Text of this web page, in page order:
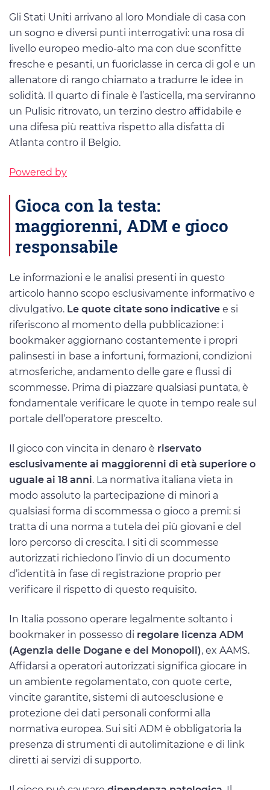
Gli Stati Uniti arrivano al loro Mondiale di casa con
un sogno e diversi punti interrogativi: una rosa di
livello europeo medio-alto ma con due sconfitte
fresche e pesanti, un fuoriclasse in cerca di gol e un
allenatore di rango chiamato a tradurre le idee in
solidità. Il quarto di finale è l’asticella, ma serviranno
un Pulisic ritrovato, un terzino destro affidabile e
una difesa più reattiva rispetto alla disfatta di
Atlanta contro il Belgio.
Powered by
Gioca con la testa:
maggiorenni, ADM e gioco
responsabile
Le informazioni e le analisi presenti in questo
articolo hanno scopo esclusivamente informativo e
divulgativo. Le quote citate sono indicative e si
riferiscono al momento della pubblicazione: i
bookmaker aggiornano costantemente i propri
palinsesti in base a infortuni, formazioni, condizioni
atmosferiche, andamento delle gare e flussi di
scommesse. Prima di piazzare qualsiasi puntata, è
fondamentale verificare le quote in tempo reale sul
portale dell’operatore prescelto.
Il gioco con vincita in denaro è riservato
esclusivamente ai maggiorenni di età superiore o
uguale ai 18 anni. La normativa italiana vieta in
modo assoluto la partecipazione di minori a
qualsiasi forma di scommessa o gioco a premi: si
tratta di una norma a tutela dei più giovani e del
loro percorso di crescita. I siti di scommesse
autorizzati richiedono l’invio di un documento
d’identità in fase di registrazione proprio per
verificare il rispetto di questo requisito.
In Italia possono operare legalmente soltanto i
bookmaker in possesso di regolare licenza ADM
(Agenzia delle Dogane e dei Monopoli), ex AAMS.
Affidarsi a operatori autorizzati significa giocare in
un ambiente regolamentato, con quote certe,
vincite garantite, sistemi di autoesclusione e
protezione dei dati personali conformi alla
normativa europea. Sui siti ADM è obbligatoria la
presenza di strumenti di autolimitazione e di link
diretti ai servizi di supporto.